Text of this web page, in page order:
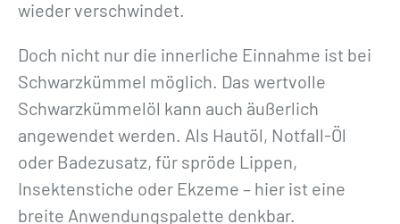
wieder verschwindet.
Doch nicht nur die innerliche Einnahme ist bei
Schwarzkümmel möglich. Das wertvolle
Schwarzkümmelöl kann auch äußerlich
angewendet werden. Als Hautöl, Notfall-Öl
oder Badezusatz, für spröde Lippen,
Insektenstiche oder Ekzeme – hier ist eine
breite Anwendungspalette denkbar.